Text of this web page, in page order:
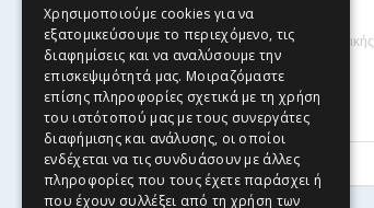
Βελιγράδι της Σερβίας, προκειμέν ...
31 Οκτωβρίου, 2015 | byΕργαστήρι Ψαλτικής
Read more
1 2 3 4 5
Χρησιμοποιούμε cookies για να
εξατομικεύσουμε το περιεχόμενο, τις
διαφημίσεις και να αναλύσουμε την
επισκεψιμότητά μας. Μοιραζόμαστε
επίσης πληροφορίες σχετικά με τη χρήση
του ιστότοπού μας με τους συνεργάτες
διαφήμισης και ανάλυσης, οι οποίοι
ενδέχεται να τις συνδυάσουν με άλλες
πληροφορίες που τους έχετε παράσχει ή
που έχουν συλλέξει από τη χρήση των